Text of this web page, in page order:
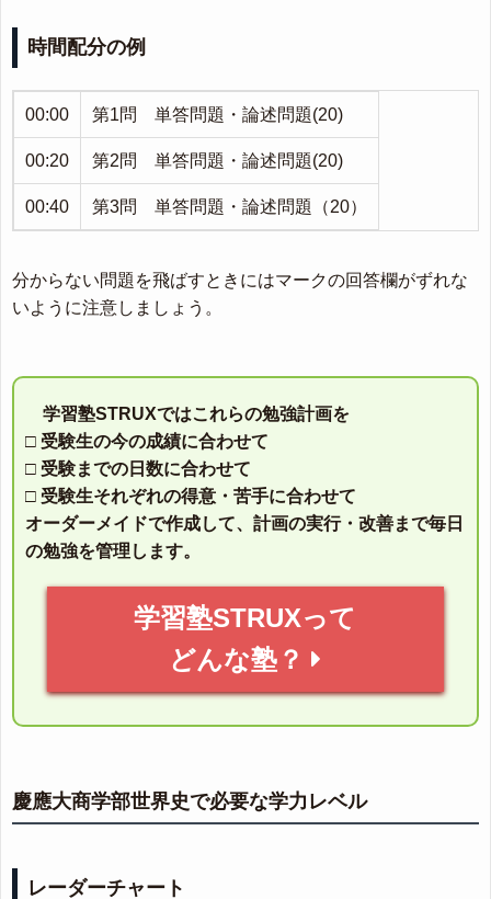
時間配分の例
00:00 第1問 単答問題・論述問題(20)
00:20 第2問 単答問題・論述問題(20)
00:40 第3問 単答問題・論述問題（20）
分からない問題を飛ばすときにはマークの回答欄がずれな
いように注意しましょう。
学習塾STRUXではこれらの勉強計画を
□ 受験生の今の成績に合わせて
□ 受験までの日数に合わせて
□ 受験生それぞれの得意・苦手に合わせて
オーダーメイドで作成して、計画の実行・改善まで毎日
の勉強を管理します。
学習塾STRUXって
どんな塾？
慶應大商学部世界史で必要な学力レベル
レーダーチャート